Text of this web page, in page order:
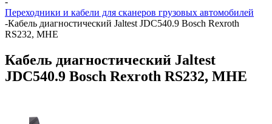
Переходники и кабели для сканеров грузовых автомобилей
-Кабель диагностический Jaltest JDC540.9 Bosch Rexroth
RS232, МНЕ
Кабель диагностический Jaltest
JDC540.9 Bosch Rexroth RS232, МНЕ